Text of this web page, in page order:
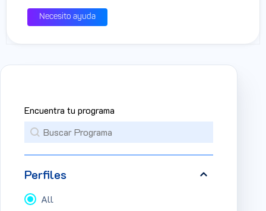
Necesito ayuda
Encuentra tu programa
buscar producto
Search content
Perfiles
Filtro Checkbox Perfiles
All